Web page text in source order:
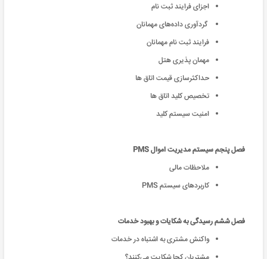
اجزای فرایند ثبت نام
گردآوری داده‌های مهمانان
فرایند ثبت نام مهمانان
مهمان پذیری هتل
حداکثرسازی قیمت اتاق ها
تخصیص کلید اتاق ها
امنیت سیستم کلید
فصل پنجم سیستم مدیریت اموال PMS
ملاحظات مالی
کاربردهای سیستم PMS
فصل ششم رسیدگی به شکایات و بهبود خدمات
واکنش مشتری به اشتباه در خدمات